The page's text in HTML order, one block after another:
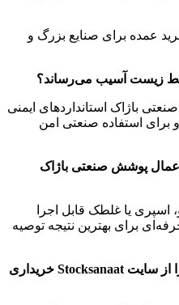
عمده برای صنایع بزرگ و
باژاک استانداردهای ایمنی
استفاده صنعتی امن
اعمال پوشش صنعتی باژاک
اسپری یا غلطک قابل اجرا
برای بهترین نتیجه توصیه
20. چرا باید پوشش صنعتی باژاک را از سایت Stocksanaat خریداری